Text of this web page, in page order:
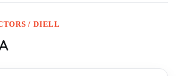
/ DIELL